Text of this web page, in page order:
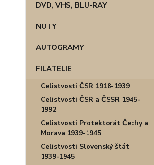
DVD, VHS, BLU-RAY
NOTY
AUTOGRAMY
FILATELIE
Celistvosti ČSR 1918-1939
Celistvosti ČSR a ČSSR 1945-
1992
Celistvosti Protektorát Čechy a
Morava 1939-1945
Celistvosti Slovenský štát
1939-1945